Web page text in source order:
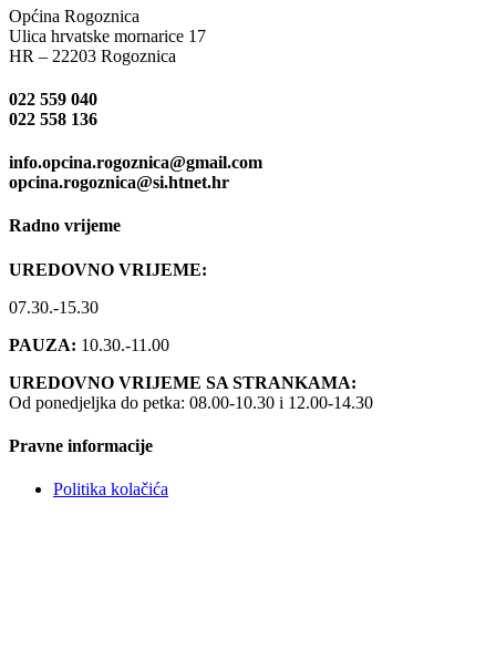
Općina Rogoznica
Ulica hrvatske mornarice 17
HR – 22203 Rogoznica
022 559 040
022 558 136
info.opcina.rogoznica@gmail.com
opcina.rogoznica@si.htnet.hr
Radno vrijeme
UREDOVNO VRIJEME:
07.30.-15.30
PAUZA: 10.30.-11.00
UREDOVNO VRIJEME SA STRANKAMA:
Od ponedjeljka do petka: 08.00-10.30 i 12.00-14.30
Pravne informacije
Politika kolačića